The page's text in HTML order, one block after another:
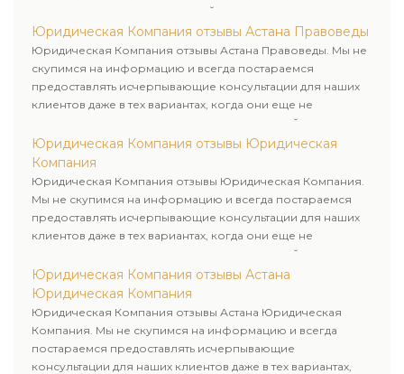
юридическими услугами нашей компании.
Юридическая Компания отзывы Астана Правоведы
Юридическая Компания отзывы Астана Правоведы. Мы не
скупимся на информацию и всегда постараемся
предоставлять исчерпывающие консультации для наших
клиентов даже в тех вариантах, когда они еще не
пользовались юридическими услугами нашей компании.
Юридическая Компания отзывы Юридическая
Компания
Юридическая Компания отзывы Юридическая Компания.
Мы не скупимся на информацию и всегда постараемся
предоставлять исчерпывающие консультации для наших
клиентов даже в тех вариантах, когда они еще не
пользовались юридическими услугами нашей компании.
Юридическая Компания отзывы Астана
Юридическая Компания
Юридическая Компания отзывы Астана Юридическая
Компания. Мы не скупимся на информацию и всегда
постараемся предоставлять исчерпывающие
консультации для наших клиентов даже в тех вариантах,